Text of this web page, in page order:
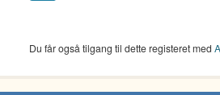
Du får også tilgang til dette registeret med